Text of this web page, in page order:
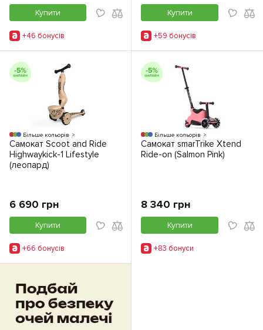
Купити
+46 бонусiв
Купити
+59 бонусiв
Більше кольорів
Самокат Scoot and Ride
Highwaykick-1 Lifestyle
(леопард)
6 690 грн
Купити
+66 бонусiв
Більше кольорів
Самокат smarTrike Xtend
Ride-on (Salmon Pink)
8 340 грн
Купити
+83 бонуси